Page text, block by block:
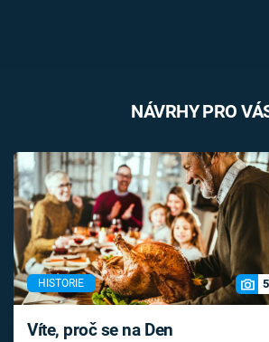
NÁVRHY PRO
HISTORIE 5
Víte, proč se na Den